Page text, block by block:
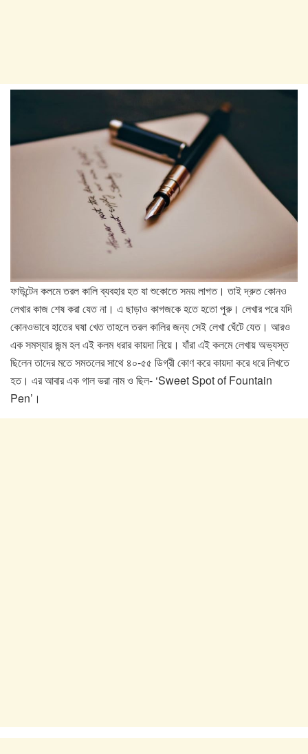
ফাউন্টেন কলমে তরল কালি ব্যবহার হত যা শুকোতে সময় লাগত। তাই দ্রুত কোনও
লেখার কাজ শেষ করা যেত না। এ ছাড়াও কাগজকে হতে হতো পুরু। লেখার পরে যদি
কোনওভাবে হাতের ঘষা খেত তাহলে তরল কালির জন্য সেই লেখা ঘেঁটে যেত। আরও
এক সমস্যার জন্ম হল এই কলম ধরার কায়দা নিয়ে। যাঁরা এই কলমে লেখায় অভ্যস্ত
ছিলেন তাদের মতে সমতলের সাথে ৪০-৫৫ ডিগ্রী কোণ করে কায়দা করে ধরে লিখতে
হত। এর আবার এক গাল ভরা নাম ও ছিল- ‘Sweet Spot of Fountain
Pen’।